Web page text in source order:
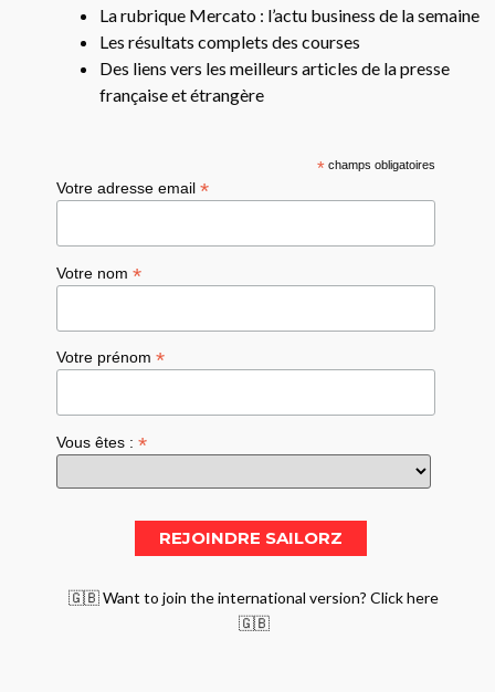
La rubrique Mercato : l’actu business de la semaine
Les résultats complets des courses
Des liens vers les meilleurs articles de la presse
française et étrangère
*champs obligatoires
Votre adresse email*
Votre nom*
Votre prénom*
Vous êtes :*
🇬🇧 Want to join the international version? Click here
🇬🇧